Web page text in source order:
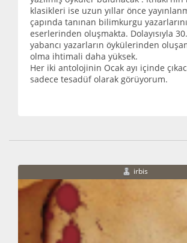
klasikleri ise uzun yıllar önce
çapında tanınan bilimkurgu
eserlerinden oluşmakta. Dolayısıyla
yabancı yazarların öykülerinden
olma ihtimali daha yüksek.
Her iki antolojinin Ocak ayı içinde
sadece tesadüf olarak görüyorum.
irbis